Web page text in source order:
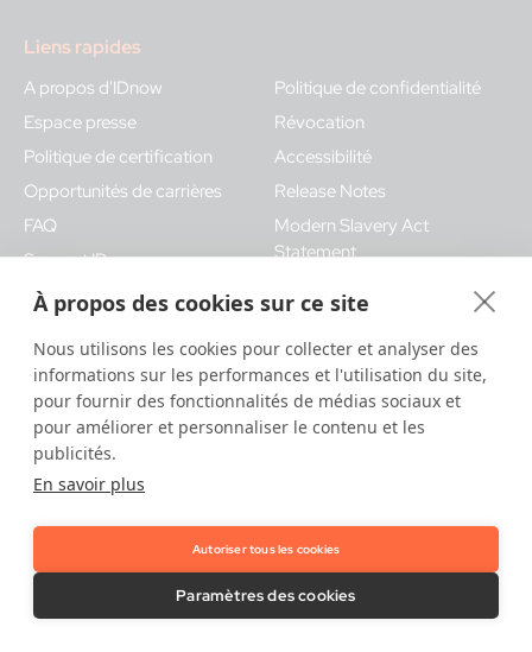
Liens rapides
A propos d'IDnow
Espace presse
Politique de certification
Opportunités de carrières
FAQ
Support IDnow
Mentions légales
Politique de confidentialité
Révocation
Accessibilité
Release Notes
Modern Slavery Act
Statement
Vulnerability Disclosure Policy
LinkedIn YouTube
Nous contacter
Besoin d'aide ?
IDnow GmbH (HQ)
À propos des cookies sur ce site
Nous utilisons les cookies pour collecter et analyser des
informations sur les performances et l'utilisation du site,
pour fournir des fonctionnalités de médias sociaux et
pour améliorer et personnaliser le contenu et les
publicités.
En savoir plus
Autoriser tous les cookies
Paramètres des cookies